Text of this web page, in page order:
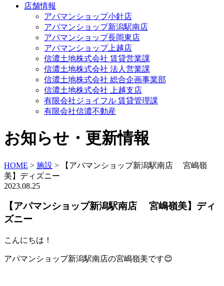
店舗情報
アパマンショップ小針店
アパマンショップ新潟駅南店
アパマンショップ長岡東店
アパマンショップ上越店
信濃土地株式会社 賃貸営業課
信濃土地株式会社 法人営業課
信濃土地株式会社 総合企画事業部
信濃土地株式会社 上越支店
有限会社ジョイフル 賃貸管理課
有限会社信濃不動産
お知らせ・更新情報
HOME > 施設 >
【アパマンショップ新潟駅南店 宮嶋嶺
美】ディズニー
2023.08.25
【アパマンショップ新潟駅南店 宮嶋嶺美】ディ
ズニー
こんにちは！
アパマンショップ新潟駅南店の宮嶋嶺美です😊